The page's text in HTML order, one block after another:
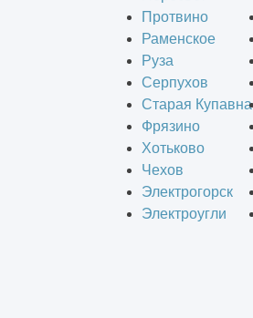
Протвино
Раменское
Руза
Серпухов
Старая Купавна
Фрязино
Хотьково
Чехов
Электрогорск
Электроугли